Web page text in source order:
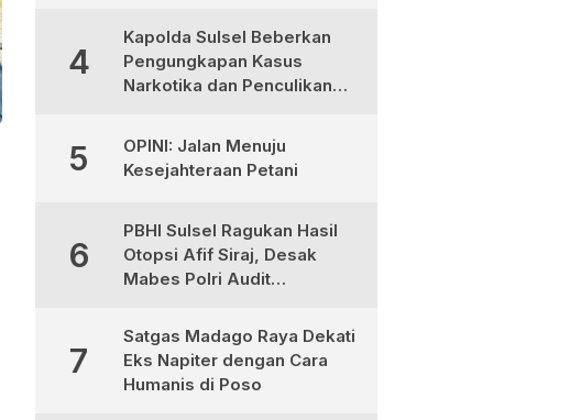
4
Kapolda Sulsel Beberkan
Pengungkapan Kasus
Narkotika dan Penculikan
5
OPINI: Jalan Menuju
Kesejahteraan Petani
6
PBHI Sulsel Ragukan Hasil
Otopsi Afif Siraj, Desak
Mabes Polri Audit
7
Satgas Madago Raya Dekati
Eks Napiter dengan Cara
Humanis di Poso